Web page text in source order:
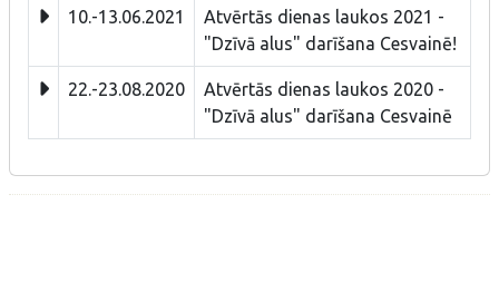
10.-13.06.2021
Atvērtās dienas laukos 2021 -
"Dzīvā alus" darīšana Cesvainē!
22.-23.08.2020
Atvērtās dienas laukos 2020 -
"Dzīvā alus" darīšana Cesvainē